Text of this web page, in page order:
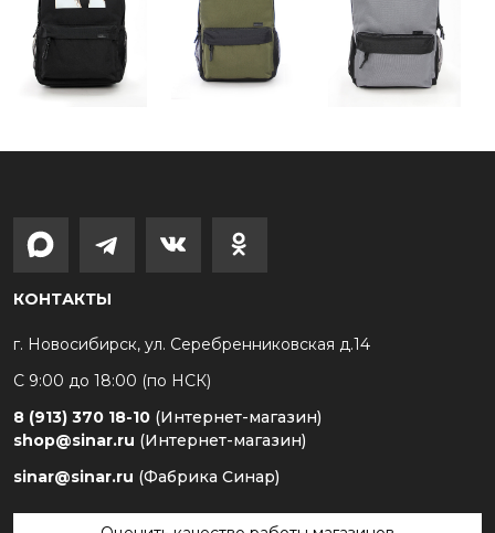
КОНТАКТЫ
г. Новосибирск, ул. Серебренниковская д.14
С 9:00 до 18:00 (по НСК)
8 (913) 370 18-10 (Интернет-магазин)
shop@sinar.ru (Интернет-магазин)
sinar@sinar.ru (Фабрика Синар)